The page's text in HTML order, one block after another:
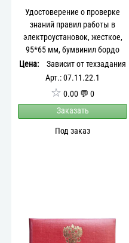
Удостоверение о проверке
знаний правил работы в
электроустановок, жесткое,
95*65 мм, бумвинил бордо
Цена:
Зависит от техзадания
Арт.: 07.11.22.1
☆ 0.00 💬 0
Заказать
Под заказ